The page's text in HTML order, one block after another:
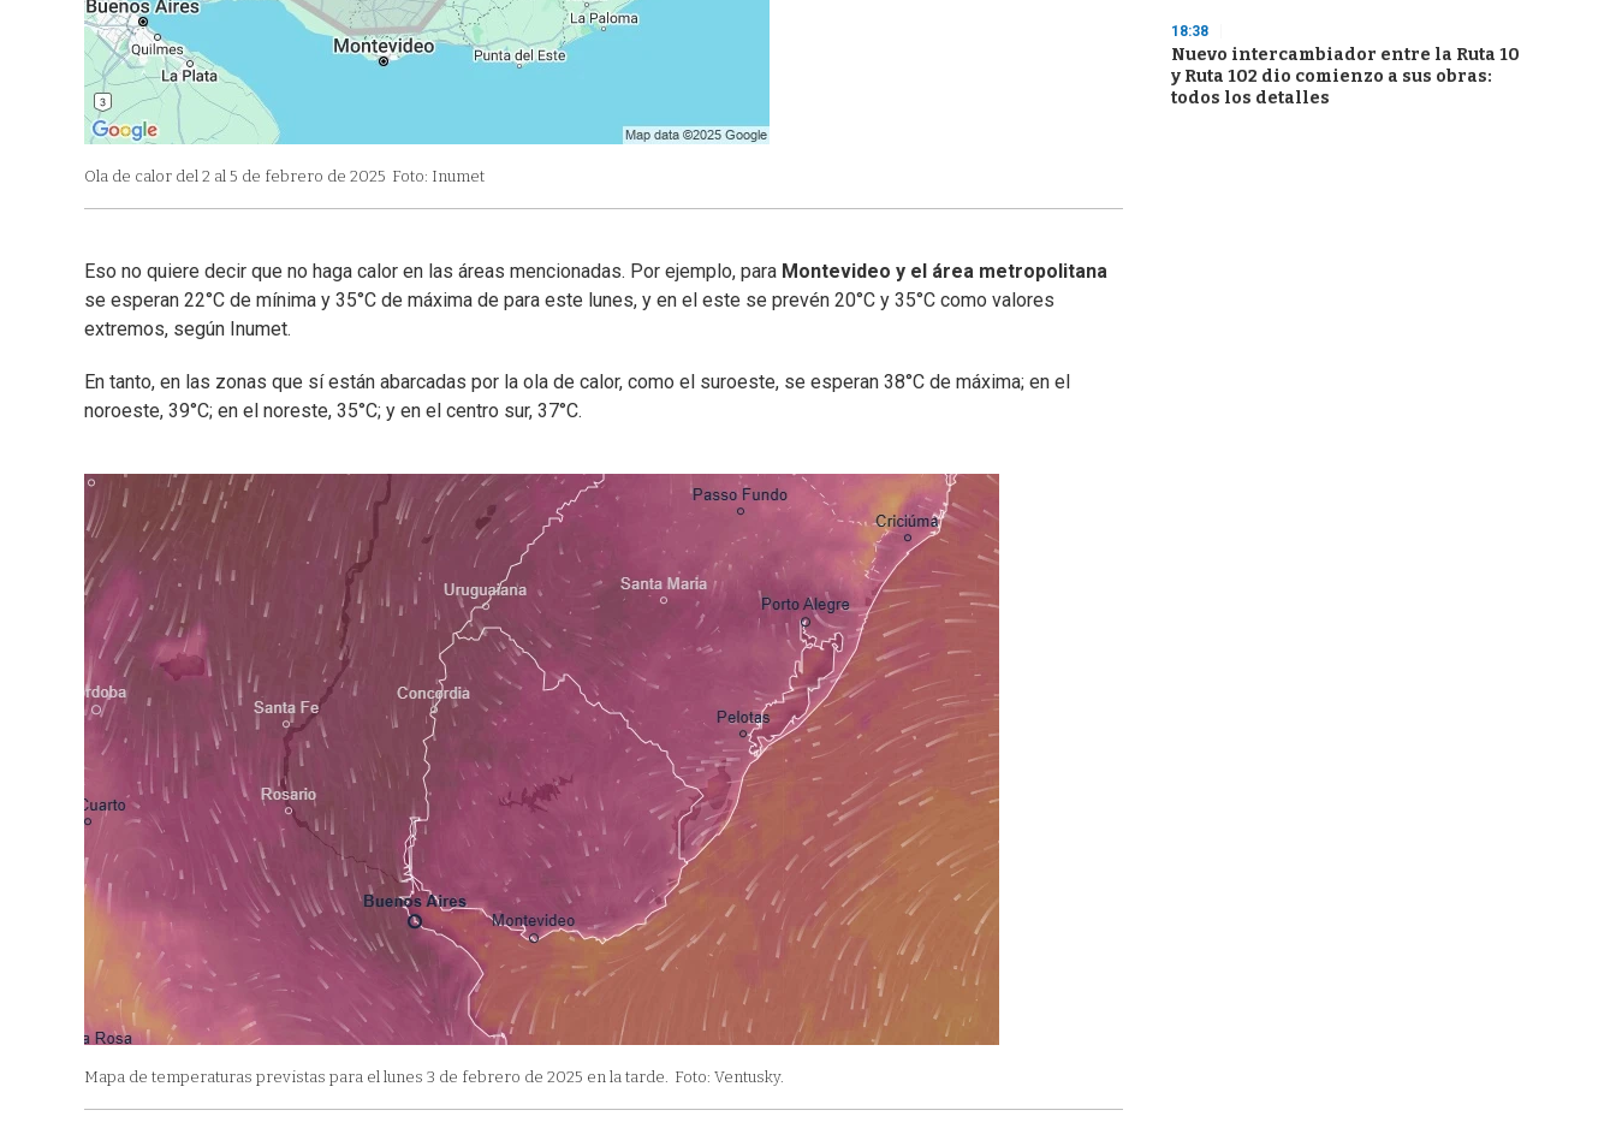
Ola de calor del 2 al 5 de febrero de 2025 Foto: Inumet
Eso no quiere decir que no haga calor en las áreas mencionadas. Por ejemplo, para Montevideo y el área metropolitana
se esperan 22°C de mínima y 35°C de máxima de para este lunes, y en el este se prevén 20°C y 35°C como valores
extremos, según Inumet.
En tanto, en las zonas que sí están abarcadas por la ola de calor, como el suroeste, se esperan 38°C de máxima; en el
noroeste, 39°C; en el noreste, 35°C; y en el centro sur, 37°C.
Mapa de temperaturas previstas para el lunes 3 de febrero de 2025 en la tarde. Foto: Ventusky.
18:38
Nuevo intercambiador entre la Ruta 10
y Ruta 102 dio comienzo a sus obras:
todos los detalles